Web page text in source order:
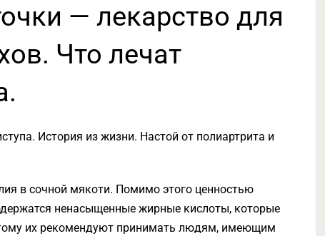
— лекарство для
Что лечат
История из жизни. Настой от полиартрита и
в сочной мякоти. Помимо этого ценностью
ненасыщенные жирные кислоты, которые
их рекомендуют принимать людям, имеющим